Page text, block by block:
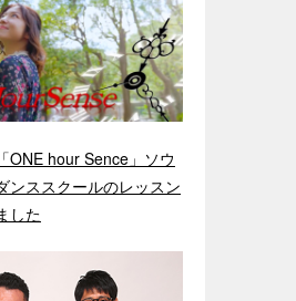
ONE hour Sence」ソウ
ンススクールのレッスン
した